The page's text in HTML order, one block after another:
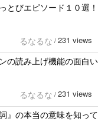
とびエピソード１０選！
るなるな / 231 views
の読み上げ機能の面白い
るなるな / 231 views
』の本当の意味を知って